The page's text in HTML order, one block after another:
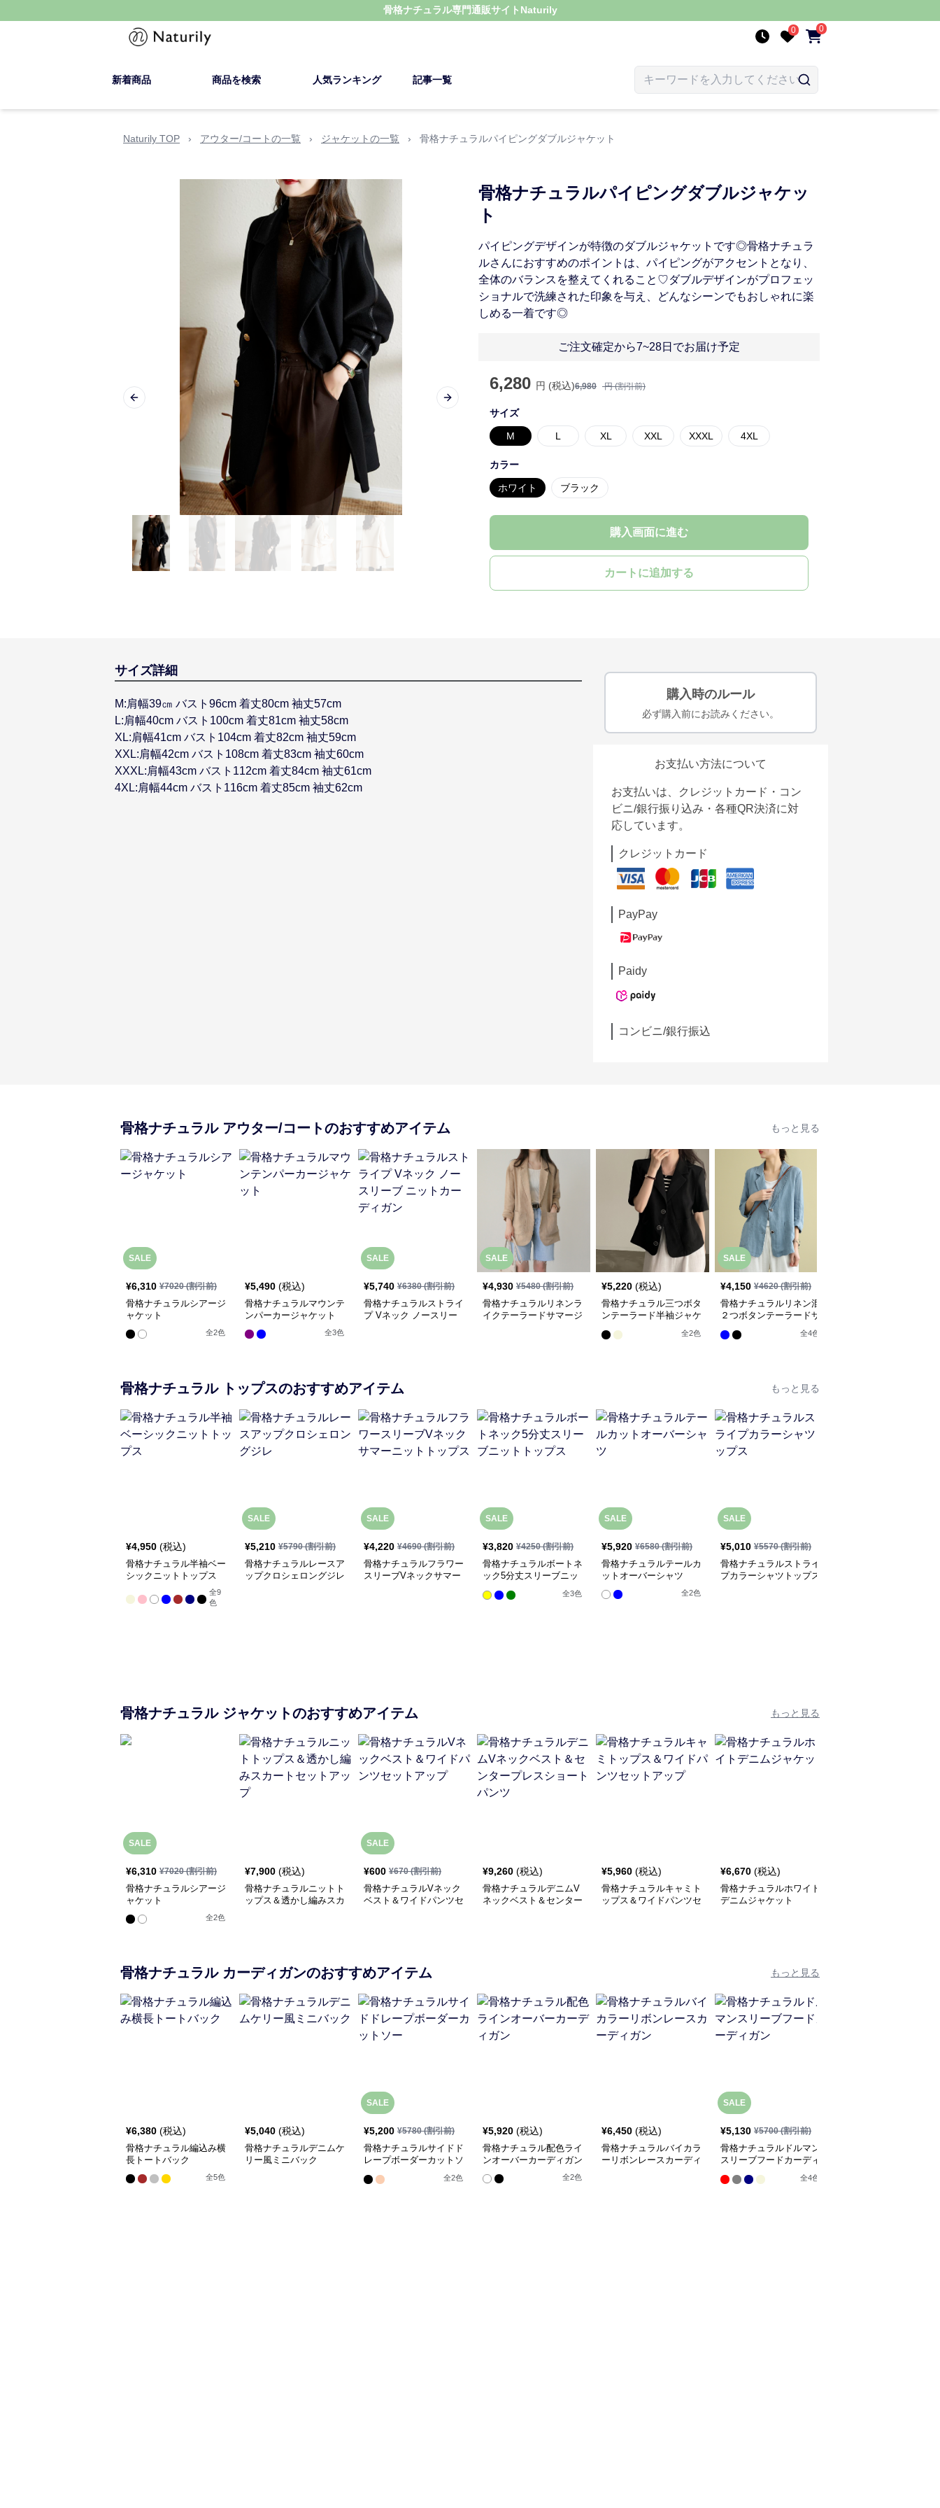
骨格ナチュラル専門通販サイト Naturily
0 0
新着商品 商品を検索 人気ランキング 記事一覧
Naturily TOP › アウター/コートの一覧 › ジャケットの一覧 › 骨格ナチュラルパイピングダブルジャケット
Previous slide Next slide
骨格ナチュラルパイピングダブルジャケッ
ト
パイピングデザインが特徴のダブルジャケットです◎骨格ナチュラ
ルさんにおすすめのポイントは、パイピングがアクセントとなり、
全体のバランスを整えてくれること♡ダブルデザインがプロフェッ
ショナルで洗練された印象を与え、どんなシーンでもおしゃれに楽
しめる一着です◎
ご注文確定から7~28日でお届け予定
6,280 円 (税込)6,980 円 (割引前)
サイズ
M L XL XXL XXXL 4XL
カラー
ホワイト ブラック
購入画面に進む
カートに追加する
サイズ詳細
M:肩幅39㎝ バスト96cm 着丈80cm 袖丈57cm
L:肩幅40cm バスト100cm 着丈81cm 袖丈58cm
XL:肩幅41cm バスト104cm 着丈82cm 袖丈59cm
XXL:肩幅42cm バスト108cm 着丈83cm 袖丈60cm
XXXL:肩幅43cm バスト112cm 着丈84cm 袖丈61cm
4XL:肩幅44cm バスト116cm 着丈85cm 袖丈62cm
購入時のルール
必ず購入前にお読みください。
お支払い方法について
お支払いは、クレジットカード・コン
ビニ/銀行振り込み・各種QR決済に対
応しています。
クレジットカード
PayPay
Paidy
コンビニ/銀行振込
骨格ナチュラル アウター/コートのおすすめアイテム もっと見る
SALE
¥6,310 ¥7020(割引前)
骨格ナチュラルシアージ
ャケット
全2色
¥5,490 (税込)
骨格ナチュラルマウンテ
ンパーカージャケット
全3色
SALE
¥5,740 ¥6380(割引前)
骨格ナチュラルストライ
プ Vネック ノースリー
SALE
¥4,930 ¥5480(割引前)
骨格ナチュラルリネンラ
イクテーラードサマージ
¥5,220 (税込)
骨格ナチュラル三つボタ
ンテーラード半袖ジャケ
全2色
SALE
¥4,150 ¥4620(割引前)
骨格ナチュラルリネン混
２つボタンテーラードサ
全4色
骨格ナチュラル トップスのおすすめアイテム もっと見る
¥4,950 (税込)
骨格ナチュラル半袖ベー
シックニットトップス
全9
色
SALE
¥5,210 ¥5790(割引前)
骨格ナチュラルレースア
ップクロシェロングジレ
SALE
¥4,220 ¥4690(割引前)
骨格ナチュラルフラワー
スリーブVネックサマー
SALE
¥3,820 ¥4250(割引前)
骨格ナチュラルボートネ
ック5分丈スリーブニッ
全3色
SALE
¥5,920 ¥6580(割引前)
骨格ナチュラルテールカ
ットオーバーシャツ
全2色
SALE
¥5,010 ¥5570(割引前)
骨格ナチュラルストライ
プカラーシャツトップス
骨格ナチュラル ジャケットのおすすめアイテム もっと見る
SALE
¥6,310 ¥7020(割引前)
骨格ナチュラルシアージ
ャケット
全2色
¥7,900 (税込)
骨格ナチュラルニットト
ップス＆透かし編みスカ
SALE
¥600 ¥670(割引前)
骨格ナチュラルVネック
ベスト＆ワイドパンツセ
¥9,260 (税込)
骨格ナチュラルデニムV
ネックベスト＆センター
¥5,960 (税込)
骨格ナチュラルキャミト
ップス＆ワイドパンツセ
¥6,670 (税込)
骨格ナチュラルホワイト
デニムジャケット
骨格ナチュラル カーディガンのおすすめアイテム もっと見る
¥6,380 (税込)
骨格ナチュラル編込み横
長トートバック
全5色
¥5,040 (税込)
骨格ナチュラルデニムケ
リー風ミニバック
SALE
¥5,200 ¥5780(割引前)
骨格ナチュラルサイドド
レープボーダーカットソ
全2色
¥5,920 (税込)
骨格ナチュラル配色ライ
ンオーバーカーディガン
全2色
¥6,450 (税込)
骨格ナチュラルバイカラ
ーリボンレースカーディ
SALE
¥5,130 ¥5700(割引前)
骨格ナチュラルドルマン
スリーブフードカーディ
全4色